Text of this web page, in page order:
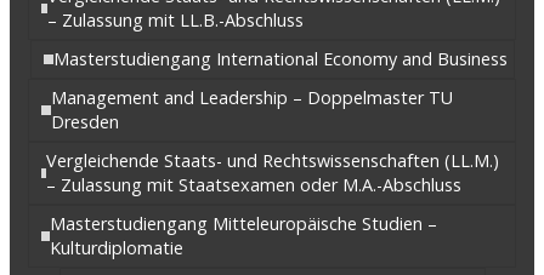
– Zulassung mit LL.B.-Abschluss
Masterstudiengang International Economy and Business
Management and Leadership – Doppelmaster TU
Dresden
Vergleichende Staats- und Rechtswissenschaften (LL.M.)
– Zulassung mit Staatsexamen oder M.A.-Abschluss
Masterstudiengang Mitteleuropäische Studien –
Kulturdiplomatie